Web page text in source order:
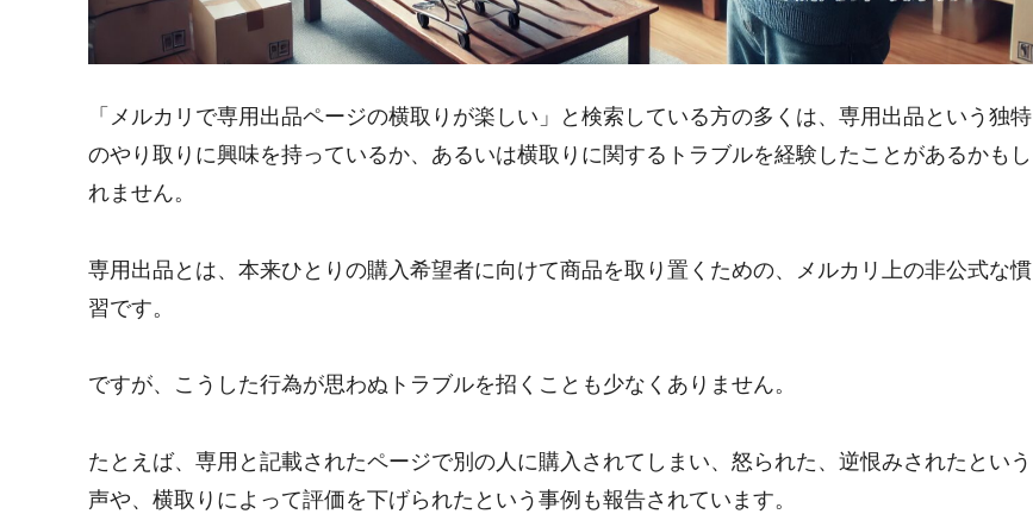
「メルカリで専用出品ページの横取りが楽しい」と検索している方の多くは、専用出品という独特
のやり取りに興味を持っているか、あるいは横取りに関するトラブルを経験したことがあるかもし
れません。
専用出品とは、本来ひとりの購入希望者に向けて商品を取り置くための、メルカリ上の非公式な慣
習です。
ですが、こうした行為が思わぬトラブルを招くことも少なくありません。
たとえば、専用と記載されたページで別の人に購入されてしまい、怒られた、逆恨みされたという
声や、横取りによって評価を下げられたという事例も報告されています。